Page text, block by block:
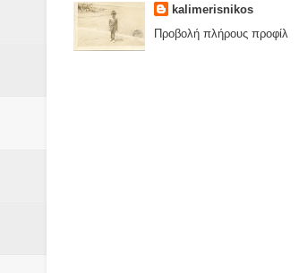
kalimerisnikos
Προβολή πλήρους προφίλ